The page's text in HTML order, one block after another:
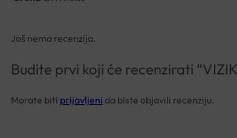
Još nema recenzija.
Budite prvi koji će recenzirati
Morate biti prijavljeni da biste objavili recenziju.